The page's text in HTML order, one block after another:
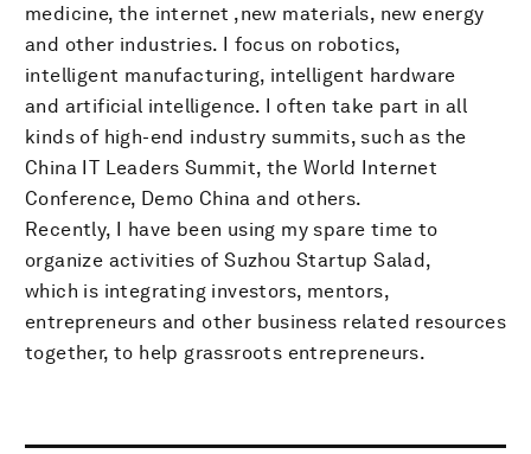
medicine, the internet ,new materials, new energy
and other industries. I focus on robotics,
intelligent manufacturing, intelligent hardware
and artificial intelligence. I often take part in all
kinds of high-end industry summits, such as the
China IT Leaders Summit, the World Internet
Conference, Demo China and others.
Recently, I have been using my spare time to
organize activities of Suzhou Startup Salad,
which is integrating investors, mentors,
entrepreneurs and other business related resources
together, to help grassroots entrepreneurs.